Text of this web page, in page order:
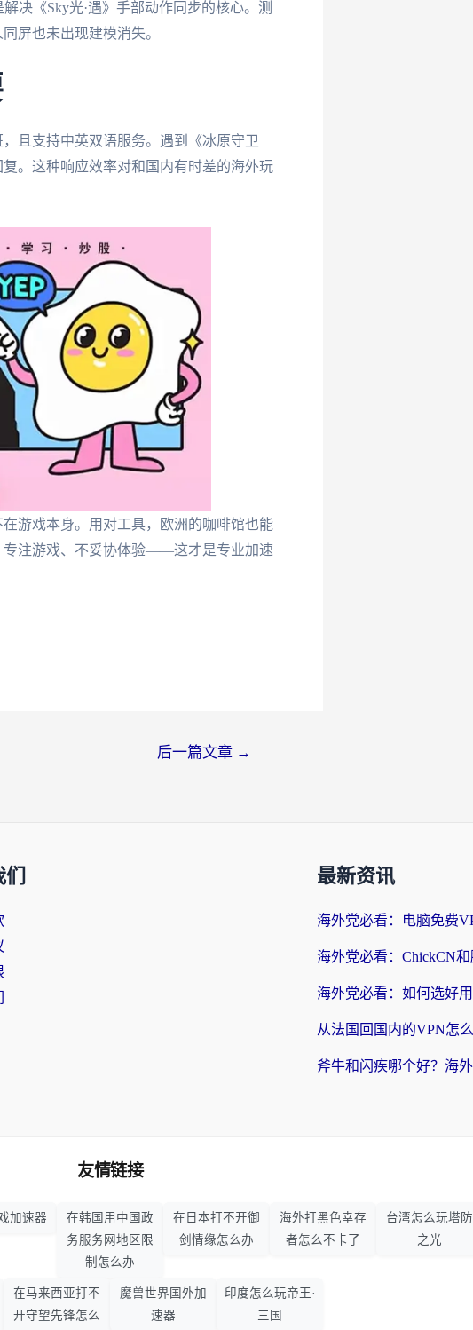
决《Sky光·遇》手部动作同步的核心。测
屏也未出现建模消失。
且支持中英双语服务。遇到《冰原守卫
。这种响应效率对和国内有时差的海外玩
游戏本身。用对工具，欧洲的咖啡馆也能
专注游戏、不妥协体验——这才是专业加速
后一篇文章 →
最新资讯
友情链接
加速器
在韩国用中国政
务服务网地区限
制怎么办
在日本打不开御
剑情缘怎么办
海外打黑色幸存
者怎么不卡了
台湾怎么玩塔防
之光
在马来西亚打不
开守望先锋怎么
魔兽世界国外加
速器
印度怎么玩帝王·
三国